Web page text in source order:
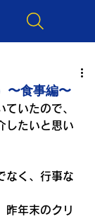
〜食事編〜
いたので、
したいと思い
なく、行事な
昨年末のクリ